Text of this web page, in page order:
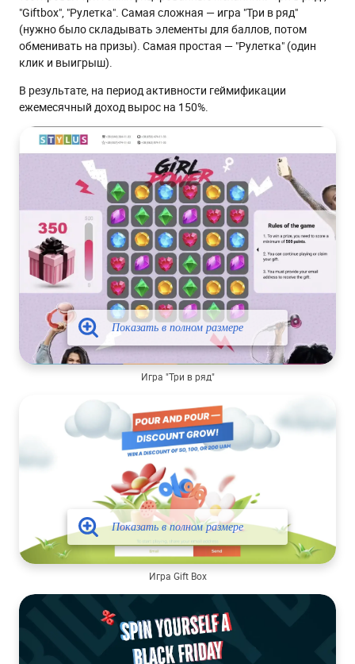
"Giftbox", "Рулетка". Самая сложная — игра "Три в ряд"
(нужно было складывать элементы для баллов, потом
обменивать на призы). Самая простая — "Рулетка" (один
клик и выигрыш).
В результате, на период активности геймификации
ежемесячный доход вырос на 150%.
Игра "Три в ряд"
Игра Gift Box